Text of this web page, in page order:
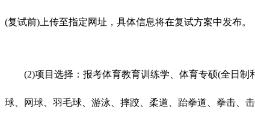
(复试前)上传至指定网址，具体信息将在复试方案中发布。
(2)项目选择：报考体育教育训练学、体育专硕(全日制
球、网球、羽毛球、游泳、摔跤、柔道、跆拳道、拳击、